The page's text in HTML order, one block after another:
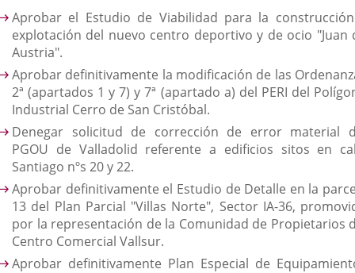
Aprobar el Estudio de Viabilidad para la
explotación del nuevo centro deportivo y de ocio "Juan
Austria".
Aprobar definitivamente la modificación de las
2ª (apartados 1 y 7) y 7ª (apartado a) del PERI del
Industrial Cerro de San Cristóbal.
Denegar solicitud de corrección de error material
PGOU de Valladolid referente a edificios sitos en
Santiago nºs 20 y 22.
Aprobar definitivamente el Estudio de Detalle en la
13 del Plan Parcial "Villas Norte", Sector IA-36,
por la representación de la Comunidad de Propietarios
Centro Comercial Vallsur.
Aprobar definitivamente Plan Especial de